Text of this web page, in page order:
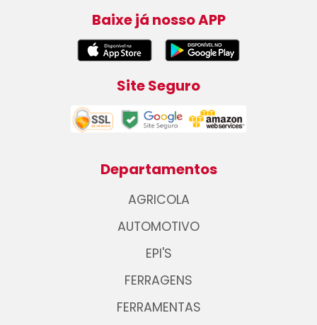
Baixe já nosso APP
Site Seguro
Departamentos
AGRICOLA
AUTOMOTIVO
EPI'S
FERRAGENS
FERRAMENTAS